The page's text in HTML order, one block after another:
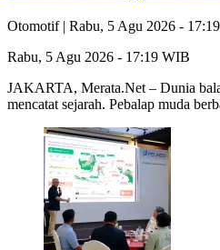
Otomotif | Rabu, 5 Agu 2026 -
Rabu, 5 Agu 2026 - 17:19 WIB
JAKARTA, Merata.Net – Dunia
mencatat sejarah. Pebalap muda